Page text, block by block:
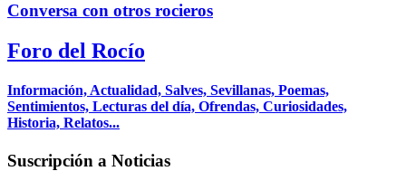
Conversa con otros rocieros
Foro del Rocío
Información, Actualidad, Salves, Sevillanas, Poemas,
Sentimientos, Lecturas del día, Ofrendas, Curiosidades,
Historia, Relatos...
Suscripción a Noticias